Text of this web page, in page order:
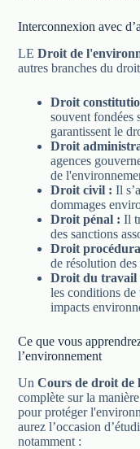
Interconnexion avec
LEDroit de
autres branches du
Droit
souvent fondées
garantissent le
Droit
agences
de
Droit civil : Il
dommages
Droit pénal : Il
des sanctions
Droit
de résolution
Droit du travail
les conditions de
impacts
Ce que vous
l’environnement
UnCours de droit de
complète sur la
pour protéger
aurez l’occasion
notamment :